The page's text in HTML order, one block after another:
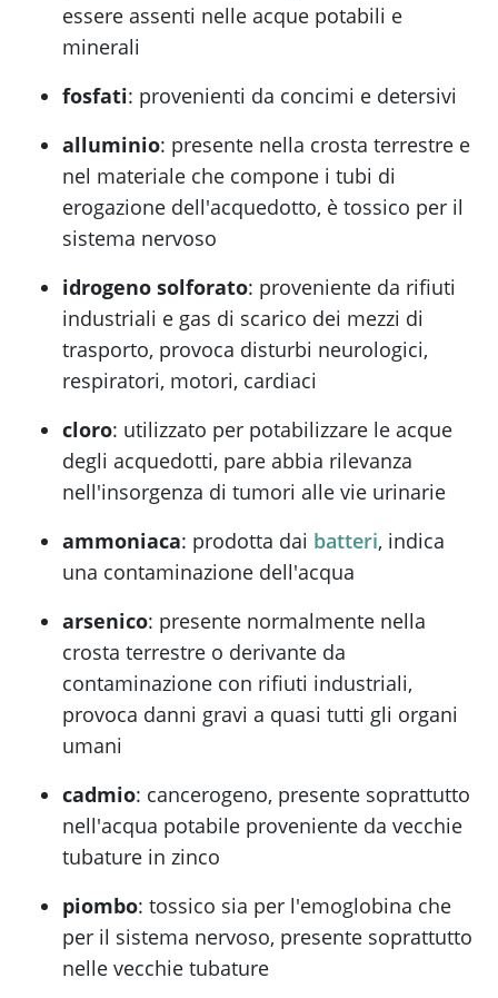
essere assenti nelle acque potabili e
minerali
fosfati: provenienti da concimi e detersivi
alluminio: presente nella crosta terrestre e
nel materiale che compone i tubi di
erogazione dell'acquedotto, è tossico per il
sistema nervoso
idrogeno solforato: proveniente da rifiuti
industriali e gas di scarico dei mezzi di
trasporto, provoca disturbi neurologici,
respiratori, motori, cardiaci
cloro: utilizzato per potabilizzare le acque
degli acquedotti, pare abbia rilevanza
nell'insorgenza di tumori alle vie urinarie
ammoniaca: prodotta dai batteri, indica
una contaminazione dell'acqua
arsenico: presente normalmente nella
crosta terrestre o derivante da
contaminazione con rifiuti industriali,
provoca danni gravi a quasi tutti gli organi
umani
cadmio: cancerogeno, presente soprattutto
nell'acqua potabile proveniente da vecchie
tubature in zinco
piombo: tossico sia per l'emoglobina che
per il sistema nervoso, presente soprattutto
nelle vecchie tubature